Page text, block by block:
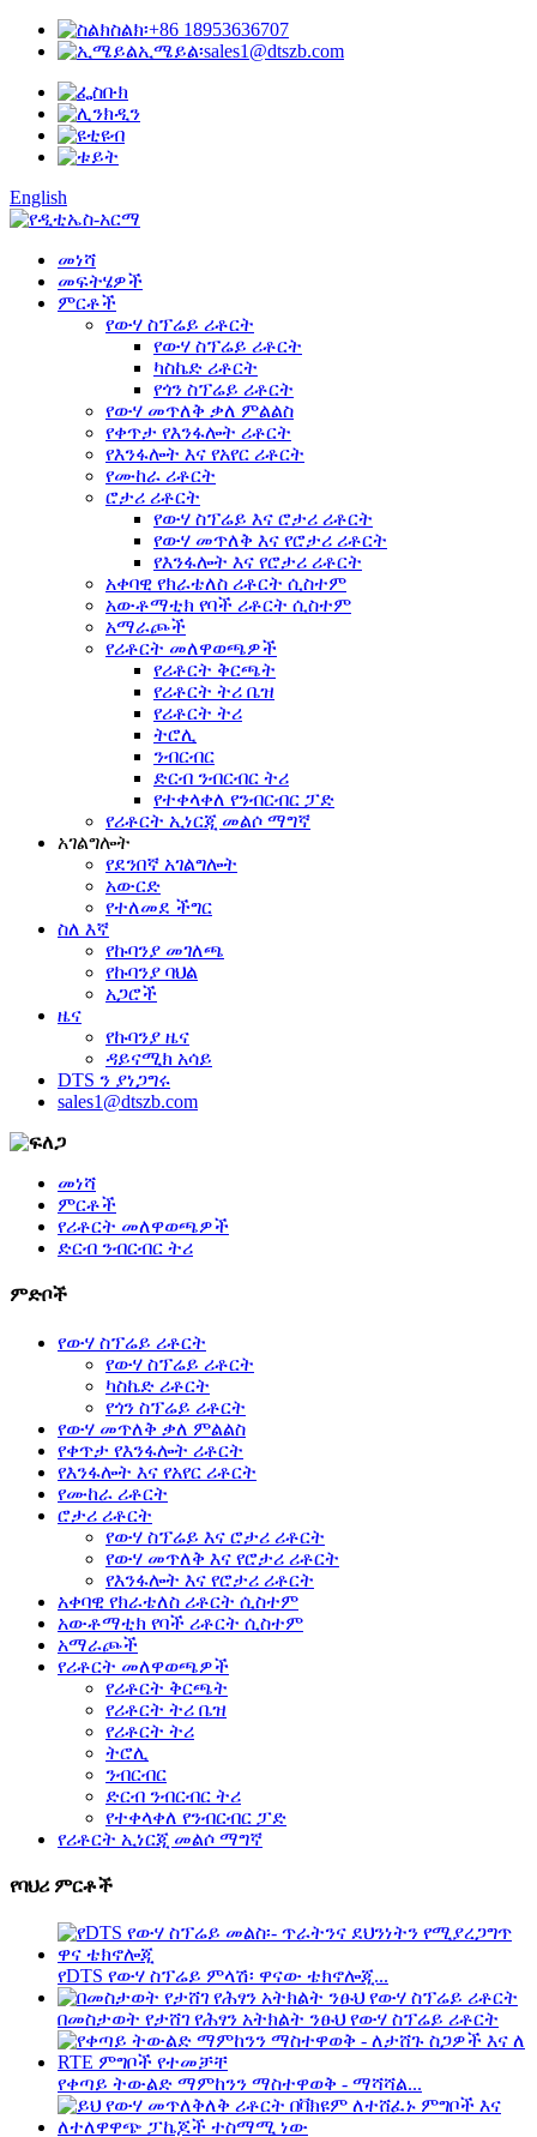
ስልክ፡+86 18953636707
ኢሜይል፡sales1@dtszb.com
English
መነሻ
መፍትሄዎች
ምርቶች
የውሃ ስፕሬይ ሪቶርት
የውሃ ስፕሬይ ሪቶርት
ካስኬድ ሪቶርት
የጎን ስፕሬይ ሪቶርት
የውሃ መጥለቅ ቃለ ምልልስ
የቀጥታ የእንፋሎት ሪቶርት
የእንፋሎት እና የአየር ሪቶርት
የሙከራ ሪቶርት
ሮታሪ ሪቶርት
የውሃ ስፕሬይ እና ሮታሪ ሪቶርት
የውሃ መጥለቅ እና የሮታሪ ሪቶርት
የእንፋሎት እና የሮታሪ ሪቶርት
አቀባዊ የክራቴለስ ሪቶርት ሲስተም
አውቶማቲክ የባች ሪቶርት ሲስተም
አማራጮች
የሪቶርት መለዋወጫዎች
የሪቶርት ቅርጫት
የሪቶርት ትሪ ቤዝ
የሪቶርት ትሪ
ትሮሊ
ንብርብር
ድርብ ንብርብር ትሪ
የተቀላቀለ የንብርብር ፓድ
የሪቶርት ኢነርጂ መልሶ ማግኛ
አገልግሎት
የደንበኛ አገልግሎት
አውርድ
የተለመደ ችግር
ስለ እኛ
የኩባንያ መገለጫ
የኩባንያ ባህል
አጋሮች
ዜና
የኩባንያ ዜና
ዳይናሚክ አሳይ
DTS ን ያነጋግሩ
sales1@dtszb.com
መነሻ
ምርቶች
የሪቶርት መለዋወጫዎች
ድርብ ንብርብር ትሪ
ምድቦች
የውሃ ስፕሬይ ሪቶርት
የውሃ ስፕሬይ ሪቶርት
ካስኬድ ሪቶርት
የጎን ስፕሬይ ሪቶርት
የውሃ መጥለቅ ቃለ ምልልስ
የቀጥታ የእንፋሎት ሪቶርት
የእንፋሎት እና የአየር ሪቶርት
የሙከራ ሪቶርት
ሮታሪ ሪቶርት
የውሃ ስፕሬይ እና ሮታሪ ሪቶርት
የውሃ መጥለቅ እና የሮታሪ ሪቶርት
የእንፋሎት እና የሮታሪ ሪቶርት
አቀባዊ የክራቴለስ ሪቶርት ሲስተም
አውቶማቲክ የባች ሪቶርት ሲስተም
አማራጮች
የሪቶርት መለዋወጫዎች
የሪቶርት ቅርጫት
የሪቶርት ትሪ ቤዝ
የሪቶርት ትሪ
ትሮሊ
ንብርብር
ድርብ ንብርብር ትሪ
የተቀላቀለ የንብርብር ፓድ
የሪቶርት ኢነርጂ መልሶ ማግኛ
የባህሪ ምርቶች
የDTS የውሃ ስፕሬይ ምላሽ፡ ዋናው ቴክኖሎጂ...
በመስታወት የታሸገ የሕፃን አትክልት ንፁህ የውሃ ስፕሬይ ሪቶርት
የቀጣይ ትውልድ ማምከንን ማስተዋወቅ - ማሻሻል...